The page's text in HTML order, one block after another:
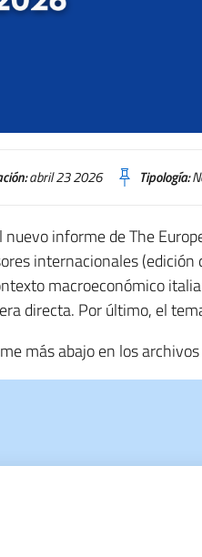
abril 23 2026 Tipología:
nuevo informe de The
internacionales
macroeconómico
directa. Por último, el
más abajo en los